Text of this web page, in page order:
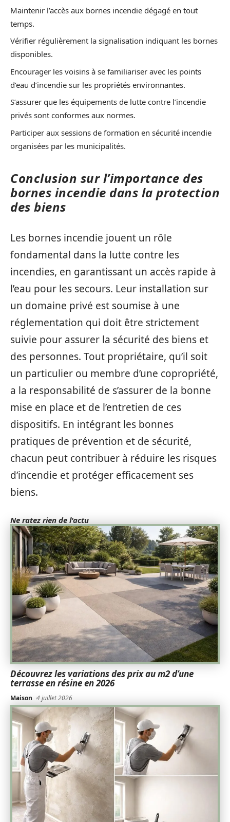
Maintenir l’accès aux bornes incendie dégagé en tout
temps.
Vérifier régulièrement la signalisation indiquant les bornes
disponibles.
Encourager les voisins à se familiariser avec les points
d’eau d’incendie sur les propriétés environnantes.
S’assurer que les équipements de lutte contre l’incendie
privés sont conformes aux normes.
Participer aux sessions de formation en sécurité incendie
organisées par les municipalités.
Conclusion sur l’importance des
bornes incendie dans la protection
des biens
Les bornes incendie jouent un rôle
fondamental dans la lutte contre les
incendies, en garantissant un accès rapide à
l’eau pour les secours. Leur installation sur
un domaine privé est soumise à une
réglementation qui doit être strictement
suivie pour assurer la sécurité des biens et
des personnes. Tout propriétaire, qu’il soit
un particulier ou membre d’une copropriété,
a la responsabilité de s’assurer de la bonne
mise en place et de l’entretien de ces
dispositifs. En intégrant les bonnes
pratiques de prévention et de sécurité,
chacun peut contribuer à réduire les risques
d’incendie et protéger efficacement ses
biens.
Ne ratez rien de l'actu
Découvrez les variations des prix au m2 d’une
terrasse en résine en 2026
Maison 4 juillet 2026